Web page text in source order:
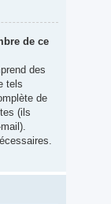
de ce
des
tels
de
(ils